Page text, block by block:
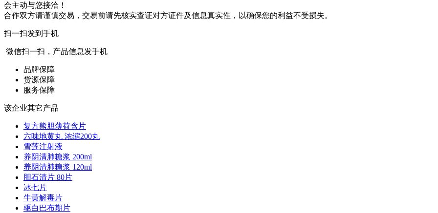
会主动与您接洽！
合作双方请谨慎交易，交易前请先核实查证对方证件及信息真实性，以确保您的利益不受损失。
扫一扫发到手机
微信扫一扫，产品信息发手机
品牌保障
货源保障
服务保障
该企业其它产品
复方熊胆薄荷含片
六味地黄丸 浓缩200丸
雪莲注射液
养阴清肺糖浆 200ml
养阴清肺糖浆 120ml
胆石清片 80片
冰七片
牛黄解毒片
驱白巴布期片